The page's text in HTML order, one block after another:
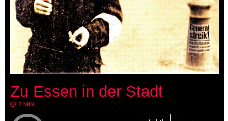
Zu Essen in der Stadt
2 MIN.